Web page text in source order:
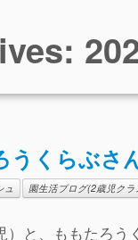
うくらぶさ
ュ 園生活ブログ(2歳児クラ
と、ももたろう